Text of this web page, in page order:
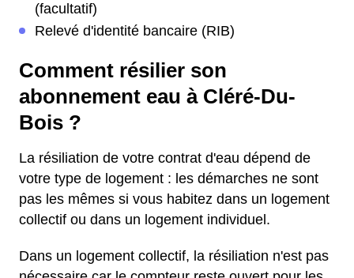
(facultatif)
Relevé d'identité bancaire (RIB)
Comment résilier son
abonnement eau à Cléré-Du-
Bois ?
La résiliation de votre contrat d'eau dépend de
votre type de logement : les démarches ne sont
pas les mêmes si vous habitez dans un logement
collectif ou dans un logement individuel.
Dans un logement collectif, la résiliation n'est pas